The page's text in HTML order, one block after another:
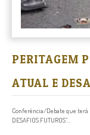
PERITAGEM
ATUAL E
Conferência/Debate que terá
DESAFIOS FUTUROS”...